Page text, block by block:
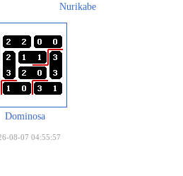
Nurikabe
Dominosa
08-07 04:55:57